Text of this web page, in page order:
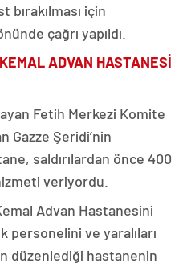
için
çağrı yapıldı.
ADVAN HASTANESİ
Fetih Merkezi Komite
Gazze Şeridi’nin
saldırılardan önce 400
veriyordu.
Advan Hastanesini
personelini ve yaralıları
düzenlediği hastanenin